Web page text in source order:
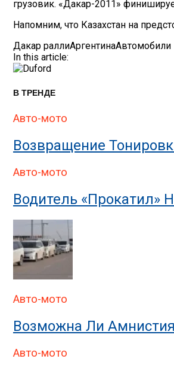
грузовик. «Дакар-2011»
Напомним, что Казахстан на
Дакар раллиАргентинаАвтомобили
In this article:
В ТРЕНДЕ
Авто-мото
Возвращение
Авто-мото
Водитель «прокатил»
Авто-мото
Возможна Ли
Авто-мото